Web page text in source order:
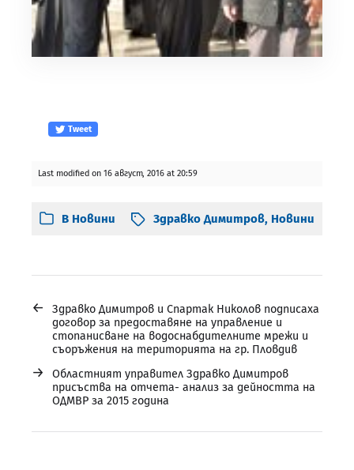
Tweet
Last modified on 16 август, 2016 at 20:59
В Новини Здравко Димитров, Новини
←
Здравко Димитров и Спартак Николов подписаха
договор за предоставяне на управление и
стопанисване на водоснабдителните мрежи и
съоръжения на територията на гр. Пловдив
→
Областният управител Здравко Димитров
присъства на отчета- анализ за дейността на
ОДМВР за 2015 година